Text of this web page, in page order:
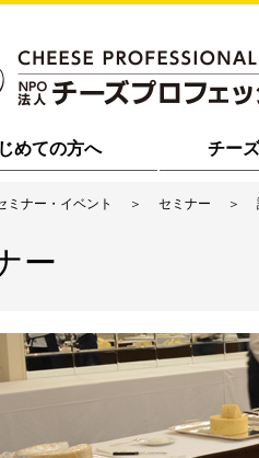
めての方へ チー
ミナー・イベント セミナー
ー